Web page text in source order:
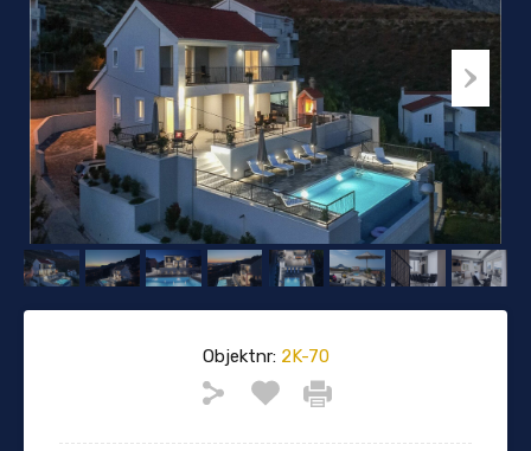
Objektnr:2K-70